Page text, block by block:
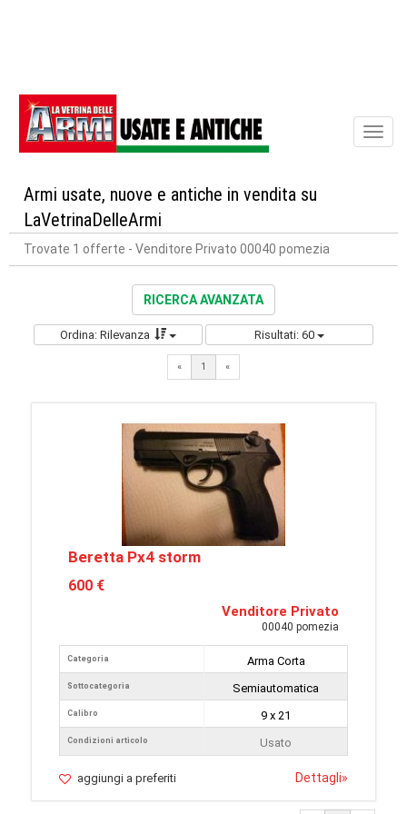
Armi usate, nuove e antiche in vendita su
LaVetrinaDelleArmi
Trovate 1 offerte - Venditore Privato 00040 pomezia
RICERCA AVANZATA
Ordina: Rilevanza Risultati: 60
« 1 «
Beretta Px4 storm
600 €
Venditore Privato
00040 pomezia
Categoria
Sottocategoria
Calibro
Condizioni articolo
Arma Corta
Semiautomatica
9 x 21
Usato
aggiungi a preferiti Dettagli»